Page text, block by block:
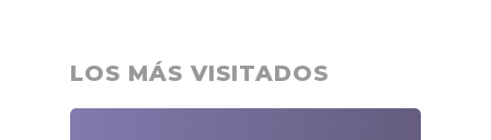
LOS MÁS VISITADOS